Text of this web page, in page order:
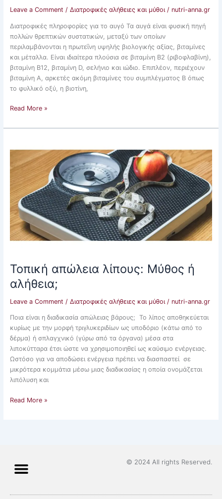
Leave a Comment / Διατροφικές αλήθειες και μύθοι/ nutri-anna.gr
Διατροφικές πληροφορίες για το αυγό Τα αυγά είναι φυσική πηγή
πολλών θρεπτικών συστατικών, μεταξύ των οποίων
περιλαμβάνονται η πρωτεΐνη υψηλής βιολογικής αξίας, βιταμίνες
και μέταλλα. Είναι ιδιαίτερα πλούσια σε βιταμίνη Β2 (ριβοφλαβίνη),
βιταμίνη Β12, βιταμίνη D, σελήνιο και ιώδιο. Επιπλέον, περιέχουν
βιταμίνη Α, αρκετές ακόμη βιταμίνες του συμπλέγματος Β όπως
το φυλλικό οξύ, η βιοτίνη,
Read More »
Τοπική απώλεια λίπους: Μύθος ή
αλήθεια;
Leave a Comment / Διατροφικές αλήθειες και μύθοι/ nutri-anna.gr
Ποια είναι η διαδικασία απώλειας βάρους; Το λίπος αποθηκεύεται
κυρίως με την μορφή τριγλυκεριδίων ως υποδόριο (κάτω από το
δέρμα) ή σπλαγχνικό (γύρω από τα όργανα) μέσα στα
λιποκύτταρα έτσι ώστε να χρησιμοποιηθεί ως καύσιμο ενέργειας.
Ωστόσο για να αποδώσει ενέργεια πρέπει να διασπαστεί σε
μικρότερα κομμάτια μέσω μιας διαδικασίας η οποία ονομάζεται
λιπόλυση και
λίπους:
ή
αλήθεια;
Read More »
© 2024 All rights Reserved.